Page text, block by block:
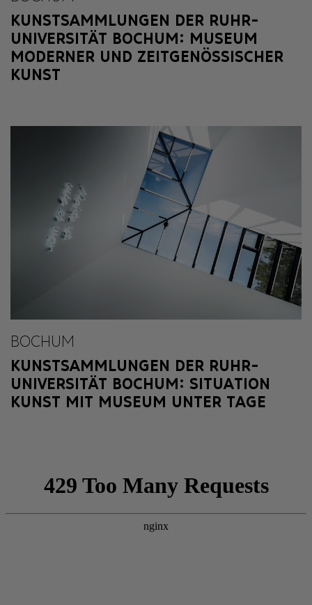
KUNSTSAMMLUNGEN DER RUHR-
UNIVERSITÄT BOCHUM: MUSEUM
MODERNER UND ZEITGENÖSSISCHER
KUNST
BOCHUM
KUNSTSAMMLUNGEN DER RUHR-
UNIVERSITÄT BOCHUM: SITUATION
KUNST MIT MUSEUM UNTER TAGE